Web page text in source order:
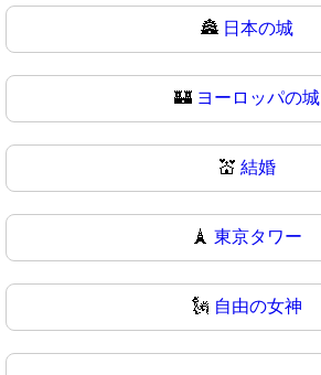
🏯 日本の城
🏰 ヨーロッパの城
💒 結婚
🗼 東京タワー
🗽 自由の女神